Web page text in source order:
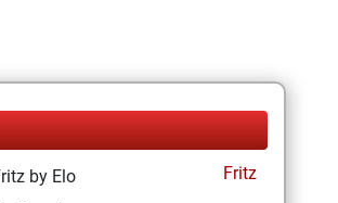
by Elo
Fritz